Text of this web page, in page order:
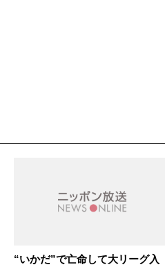
“いかだ”で亡命して大リーグ入